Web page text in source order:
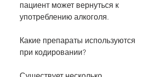
пациент может вернуться к
употреблению алкоголя.
Какие препараты используются
при кодировании?